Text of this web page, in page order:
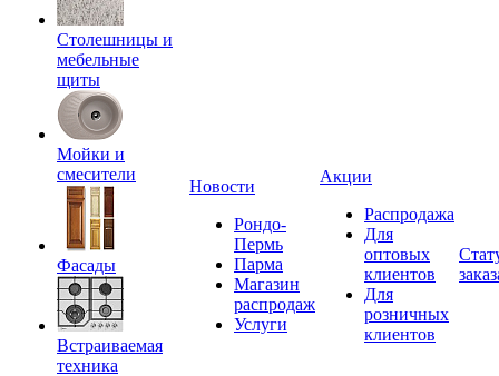
Столешницы и
мебельные
щиты
Мойки и
смесители
Фасады
Встраиваемая
техника
Новости
Рондо-
Пермь
Парма
Магазин
распродаж
Услуги
Акции
Распродажа
Для
оптовых
клиентов
Для
розничных
клиентов